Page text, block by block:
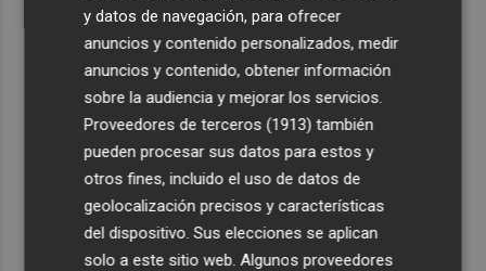
Recibe toda la actualidad de
Plaza Podcast en tu correo
Quiero suscribirme
y datos de navegación, para ofrecer
anuncios y contenido personalizados, medir
anuncios y contenido, obtener información
sobre la audiencia y mejorar los servicios.
Proveedores de terceros (1913) también
pueden procesar sus datos para estos y
otros fines, incluido el uso de datos de
geolocalización precisos y características
del dispositivo. Sus elecciones se aplican
solo a este sitio web. Algunos proveedores